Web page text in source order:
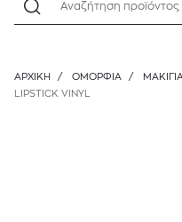
Αναζήτηση προϊόντος
ΑΡΧΙΚΉ / ΟΜΟΡΦΙΑ /
LIPSTICK VINYL